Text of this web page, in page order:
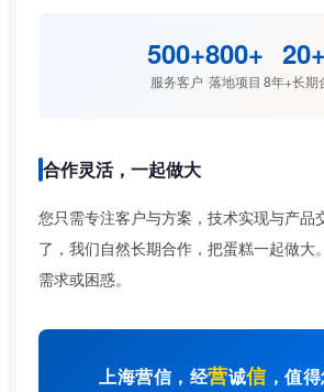
500+
服务客户
800+
落地项目
20+
8年+长期
合作灵活，一起做大
您只需专注客户与方案，技术实现与产品
了，我们自然长期合作，把蛋糕一起做大
需求或困惑。
上海营信，经营诚信，值得